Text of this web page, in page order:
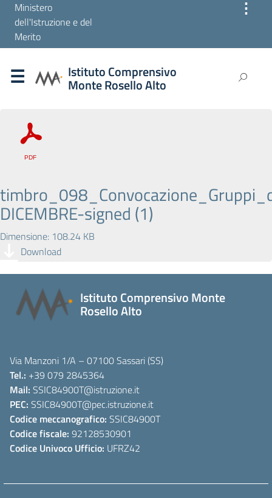
Ministero
dell'Istruzione e del
Merito
⋮
Istituto Comprensivo
Monte Rosello Alto
DICEMBRE-signed (1)
Dimensione: 108.24 KB
Download
Istituto Comprensivo Monte
Rosello Alto
Via Manzoni 1/A – 07100 Sassari (SS)
Tel.: +39 079 2845364
Mail: SSIC84900T@istruzione.it
PEC: SSIC84900T@pec.istruzione.it
Codice meccanografico: SSIC84900T
Codice fiscale: 92128530901
Codice Univoco Ufficio: UFRZ42